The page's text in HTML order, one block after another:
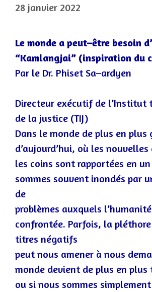
28 janvier 2022
Le monde a peut–être besoin
“Kamlangjai” (inspiration du
Par le Dr. Phiset Sa–ardyen
Directeur exécutif de l’Institut
de la justice (TIJ)
Dans le monde de plus en plus
d’aujourd’hui, où les
les coins sont rapportées en
sommes souvent inondés par
de
problèmes auxquels
confrontée. Parfois, la
titres négatifs
peut nous amener à nous
monde devient de plus en
ou si nous sommes